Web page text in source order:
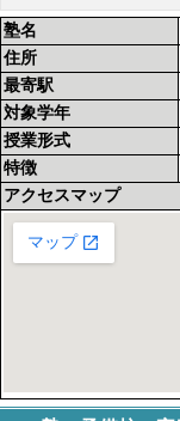
塾名
住所
最寄駅
対象学年
授業形式
特徴
アクセスマップ